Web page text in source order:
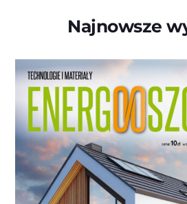
Najnowsze